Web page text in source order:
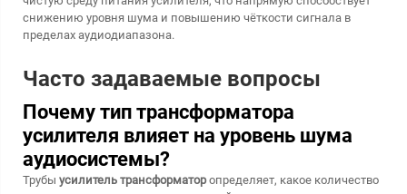
снижению уровня шума и повышению чёткости сигнала в
пределах аудиодиапазона.
Часто задаваемые вопросы
Почему тип трансформатора
усилителя влияет на уровень шума
аудиосистемы?
Трубы усилитель трансформаторопределяет, какое количество